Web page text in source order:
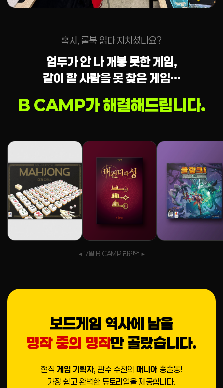
혹시, 룰북 읽다 지치셨나요?
엄두가 안 나 개봉 못한 게임,
같이 할 사람을 못 찾은 게임…
B CAMP가 해결해드립니다.
◀ 7월 B CAMP 라인업 ▶
보드게임 역사에 남을
명작 중의 명작만 골랐습니다.
현직 게임 기획자 , 판수 수천의 매니아 총출동!
가장 쉽고 완벽한 튜토리얼을 제공합니다.